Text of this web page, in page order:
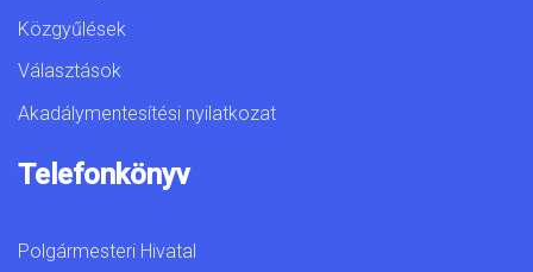
Közgyűlések
Választások
Akadálymentesítési nyilatkozat
Telefonkönyv
Polgármesteri Hivatal